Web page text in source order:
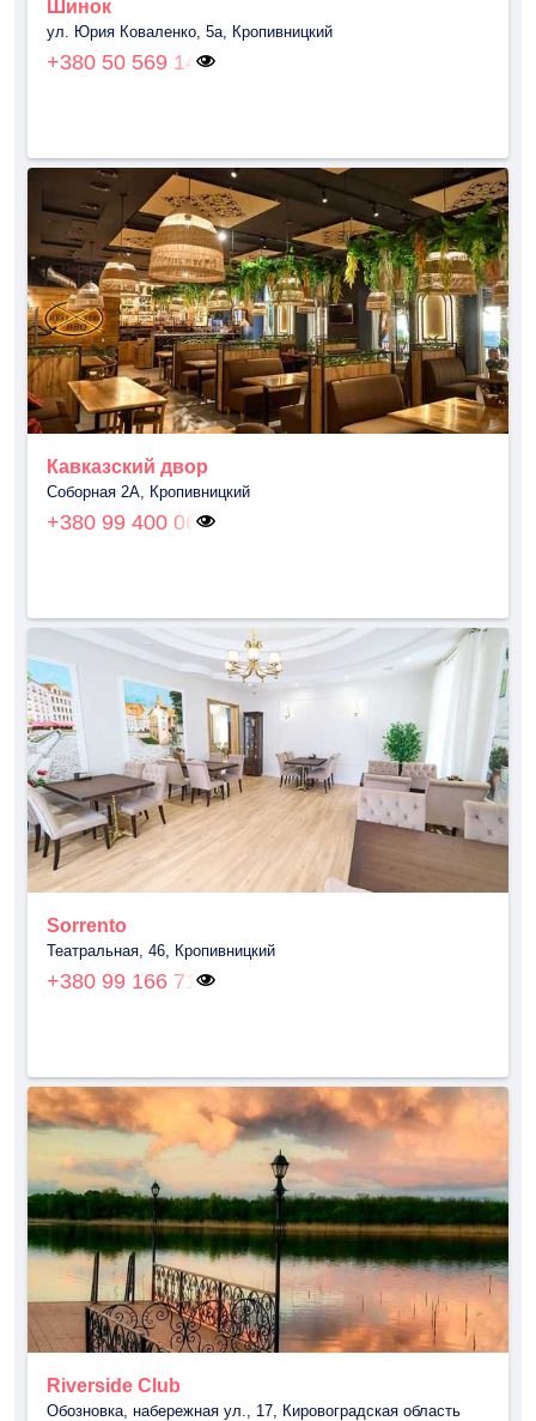
Шинок
ул. Юрия Коваленко, 5a, Кропивницкий
+380 50 569 14
Кавказский двор
Соборная 2А, Кропивницкий
+380 99 400 06
Sorrento
Театральная, 46, Кропивницкий
+380 99 166 71
Riverside Club
Обозновка, набережная ул., 17, Кировоградская область